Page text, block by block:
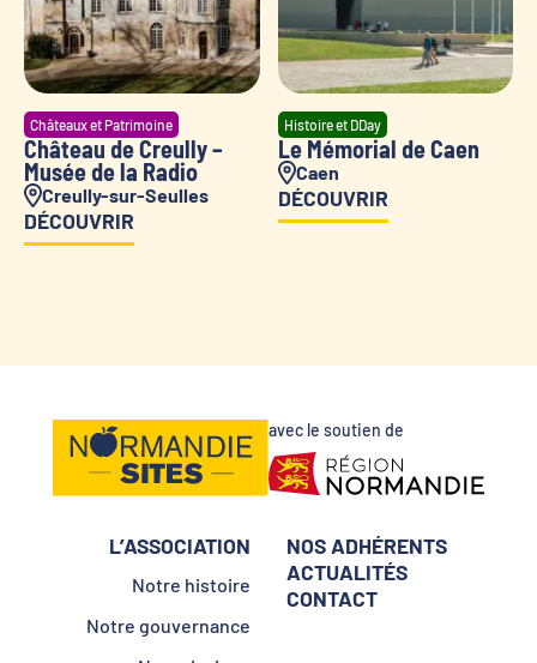
Châteaux et Patrimoine
Château de Creully –
Musée de la Radio
Creully-sur-Seulles
DÉCOUVRIR
Histoire et DDay
Le Mémorial de Caen
Caen
DÉCOUVRIR
avec le soutien de
L’ASSOCIATION
Notre histoire
Notre gouvernance
NOS ADHÉRENTS
ACTUALITÉS
CONTACT